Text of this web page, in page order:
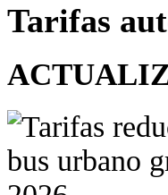
Tarifas